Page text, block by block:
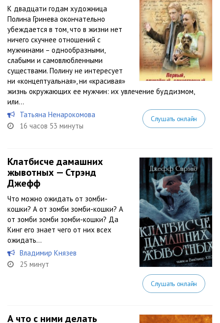
К двадцати годам художница
Полина Гринева окончательно
убеждается в том, что в жизни нет
ничего скучнее отношений с
мужчинами – однообразными,
слабыми и самовлюбленными
существами. Полину не интересует
ни «концептуальная», ни «красивая»
жизнь окружающих ее мужчин: их увлечение буддизмом,
или...
Татьяна Ненарокомова
16 часов 53 минуты
Слушать онлайн
Клатбисче дамашних
жывотных — Стрэнд
Джефф
Что можно ожидать от зомби-
кошки? А от зомби зомби-кошки? А
от зомби зомби зомби-кошки? Да
Кинг его знает чего от них всех
ожидать…
Владимир Князев
25 минут
Слушать онлайн
А что с ними делать